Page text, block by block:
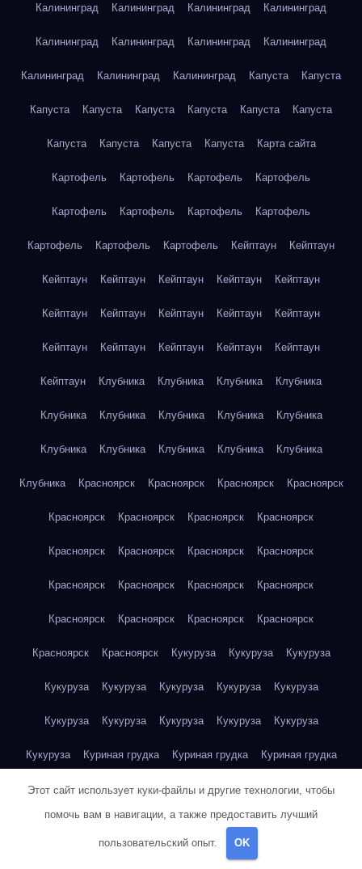
Калининград Калининград Калининград Калининград
Калининград Калининград Калининград Калининград
Калининград Калининград Калининград Капуста Капуста
Капуста Капуста Капуста Капуста Капуста Капуста
Капуста Капуста Капуста Капуста Карта сайта
Картофель Картофель Картофель Картофель
Картофель Картофель Картофель Картофель
Картофель Картофель Картофель Кейптаун Кейптаун
Кейптаун Кейптаун Кейптаун Кейптаун Кейптаун
Кейптаун Кейптаун Кейптаун Кейптаун Кейптаун
Кейптаун Кейптаун Кейптаун Кейптаун Кейптаун
Кейптаун Клубника Клубника Клубника Клубника
Клубника Клубника Клубника Клубника Клубника
Клубника Клубника Клубника Клубника Клубника
Клубника Красноярск Красноярск Красноярск Красноярск
Красноярск Красноярск Красноярск Красноярск
Красноярск Красноярск Красноярск Красноярск
Красноярск Красноярск Красноярск Красноярск
Красноярск Красноярск Красноярск Красноярск
Красноярск Красноярск Кукуруза Кукуруза Кукуруза
Кукуруза Кукуруза Кукуруза Кукуруза Кукуруза
Кукуруза Кукуруза Кукуруза Кукуруза Кукуруза
Кукуруза Куриная грудка Куриная грудка Куриная грудка
Куриная грудка Куриная грудка Куриная грудка
Куриная грудка Куриная грудка
Куриная грудка
Этот сайт использует куки-файлы и другие технологии, чтобы
помочь вам в навигации, а также предоставить лучший
пользовательский опыт. OK